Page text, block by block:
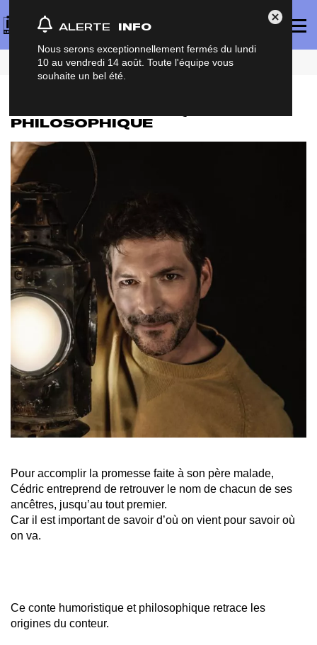
Fermer
ALERTE INFO
Nous serons exceptionnellement fermés du lundi
10 au vendredi 14 août. Toute l'équipe vous
souhaite un bel été.
le
Accueil Actualités Conte humoristique et philosophique
PHILOSOPHIQUE
Pour accomplir la promesse faite à son père malade,
Cédric entreprend de retrouver le nom de chacun de ses
ancêtres, jusqu’au tout premier.
Car il est important de savoir d’où on vient pour savoir où
on va.
Ce conte humoristique et philosophique retrace les
origines du conteur.